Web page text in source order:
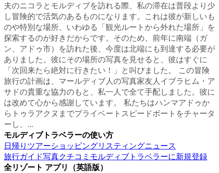
夫のニコラとモルディブを訪れる際、私の滞在は普段より少
し冒険的で活気のあるものになります。これは彼が新しいも
のや特別な場所、いわゆる「観光ルートから外れた場所」を
探索するのが好きだからです。そのため、前年に南端（ガ
ン、アドゥ市）を訪れた後、今度は北端にも到達する必要が
ありました。彼にその場所の写真を見せると、彼はすぐに
「次回来たら絶対に行きたい！」と叫びました。 この冒険
旅行の計画は、マールディブ人の写真家友人イブラヒム・ア
サドの貴重な協力のもと、私一人で全て手配しました。彼に
は改めて心から感謝しています。 私たちはハンマアドゥか
らトゥラアクヌまでプライベートスピードボートをチャータ
ーし、...
モルディブトラベラーの使い方
日帰りツアーショッピングリスティングニュース
旅行ガイド写真クチコミ モルディブトラベラーに新規登録
全リゾート アプリ（英語版）